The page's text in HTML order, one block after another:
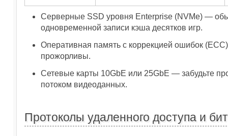
Серверные SSD уровня Enterprise (NVMe) —
одновременной записи кэша десятков игр.
Оперативная память с коррекцией ошибок
прожорливы.
Сетевые карты 10GbE или 25GbE — забудьте
потоком видеоданных.
Протоколы удаленного доступа и